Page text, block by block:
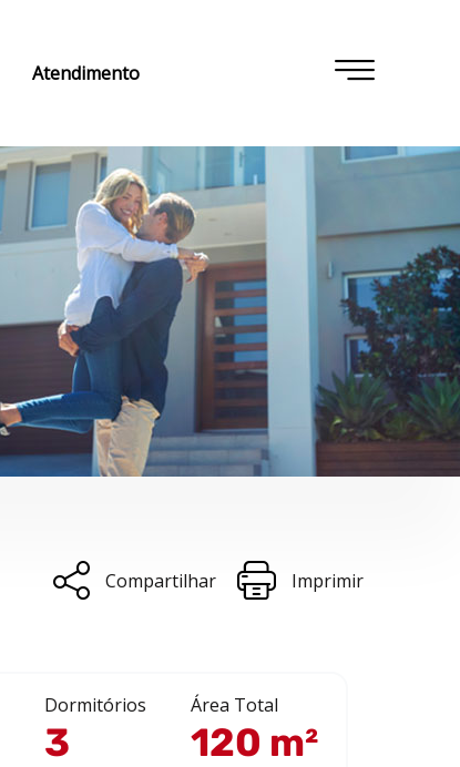
Atendimento
Compartilhar Imprimir
Dormitórios
3
Área Total
120 m²